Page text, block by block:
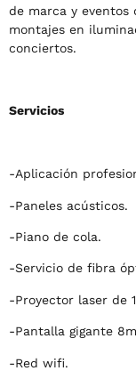
de marca y eventos
montajes en
conciertos.
Servicios
-Aplicación
-Paneles acústicos.
-Piano de cola.
-Servicio de fibra
-Proyector laser de
-Pantalla gigante
-Red wifi.